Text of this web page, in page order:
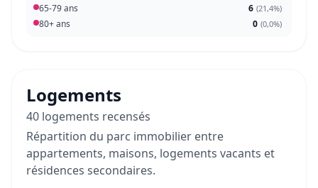
65-79 ans 6 (21,4%)
80+ ans 0 (0,0%)
Logements
40 logements recensés
Répartition du parc immobilier entre
appartements, maisons, logements vacants et
résidences secondaires.